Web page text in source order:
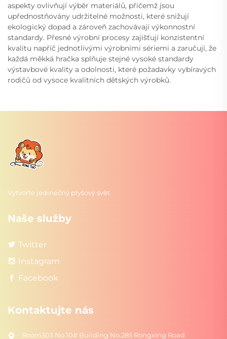
aspekty ovlivňují výběr materiálů, přičemž jsou
upřednostňovány udržitelné možnosti, které snižují
ekologický dopad a zároveň zachovávají výkonnostní
standardy. Přesné výrobní procesy zajišťují konzistentní
kvalitu napříč jednotlivými výrobními sériemi a zaručují, že
každá měkká hračka splňuje stejné vysoké standardy
výstavbové kvality a odolnosti, které požadavky vybíravých
rodičů od vysoce kvalitních dětských výrobků.
Vytvořte jedinečný plyšový svět
Naše služby
Twitter
Instagram
Facebook
Kontaktujte nás
Room303 No.10# Building No.285 Rongxing Road